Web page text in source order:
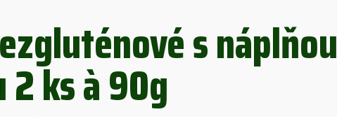
s náplňou
ks à 90g